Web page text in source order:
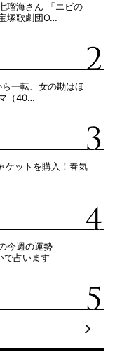
瑠海さん 「エビの
塚歌劇団O…
一転、女の勘はほ
（40…
ケットを購入！春気
今週の運勢
で占います